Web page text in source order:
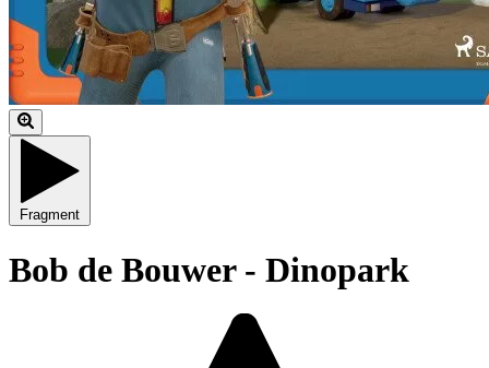
Fragment
Bob de Bouwer - Dinopark